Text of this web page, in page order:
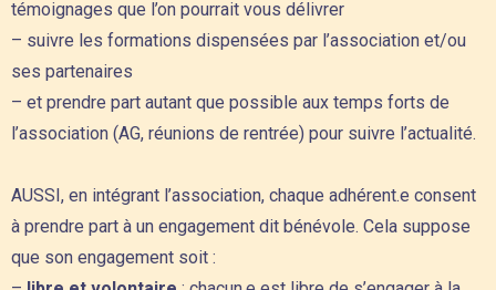
témoignages que l’on pourrait vous délivrer
– suivre les formations dispensées par l’association et/ou
ses partenaires
– et prendre part autant que possible aux temps forts de
l’association (AG, réunions de rentrée) pour suivre l’actualité.
AUSSI, en intégrant l’association, chaque adhérent.e consent
à prendre part à un engagement dit bénévole. Cela suppose
que son engagement soit :